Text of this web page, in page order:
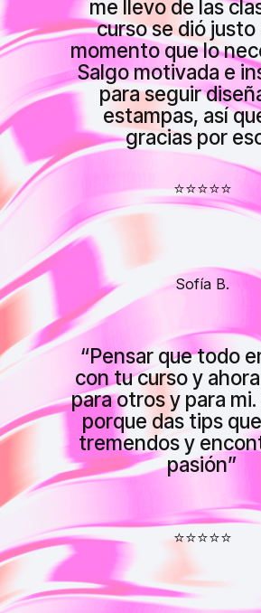
me llevo de las
curso se dió justo
momento que lo
Salgo motivada e
para seguir
estampas, así
gracias por
⭐⭐⭐⭐⭐
Sofía B.
“Pensar que todo
con tu curso y
para otros y para mi.
porque das tips
tremendos y
pasión”
⭐⭐⭐⭐⭐